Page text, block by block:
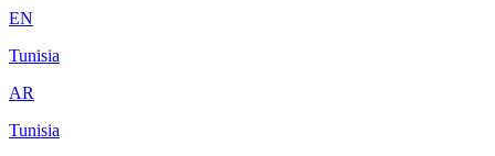
EN
Tunisia
AR
Tunisia